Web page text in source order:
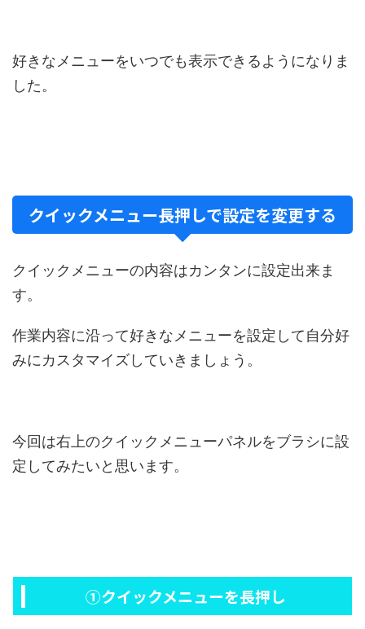
好きなメニューをいつでも表示できるようになりま
した。
クイックメニュー長押しで設定を変更する
クイックメニューの内容はカンタンに設定出来ま
す。
作業内容に沿って好きなメニューを設定して自分好
みにカスタマイズしていきましょう。
今回は右上のクイックメニューパネルをブラシに設
定してみたいと思います。
①クイックメニューを長押し